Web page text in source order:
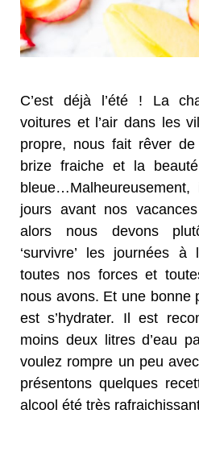
C’est déjà l’été ! La
voitures et l’air dans les
propre, nous fait rêver
brize fraiche et la
jours avant nos
alors nous devons
‘survivre’ les journées
toutes nos forces et
nous avons. Et une bonne
est s’hydrater. Il est
moins deux litres d’eau
voulez rompre un peu
présentons quelques
alcool été très